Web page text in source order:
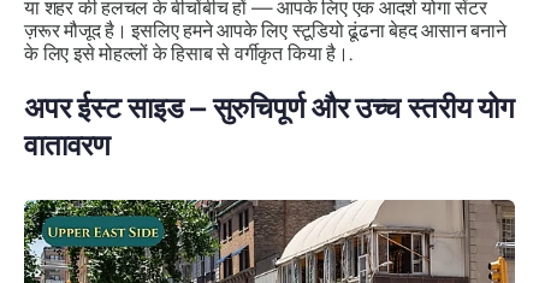
या शहर की हलचल के बीचोंबीच हों — आपके लिए एक आदर्श योगा सेंटर
ज़रूर मौजूद है। इसलिए हमने आपके लिए स्टूडियो ढूंढना बेहद आसान बनाने
के लिए इसे मोहल्लों के हिसाब से वर्गीकृत किया है।.
अपर ईस्ट साइड – सुरुचिपूर्ण और उच्च स्तरीय योग
वातावरण